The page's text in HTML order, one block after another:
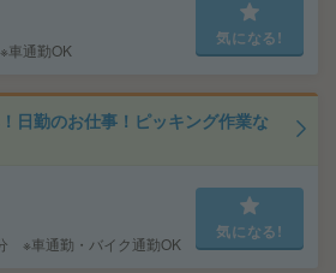
通勤OK
気になる!
日勤のお仕事！ピッキング作業な
※車通勤・バイク通勤OK
気になる!